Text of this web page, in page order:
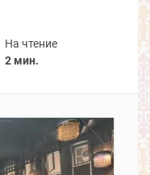
На чтение
2 мин.